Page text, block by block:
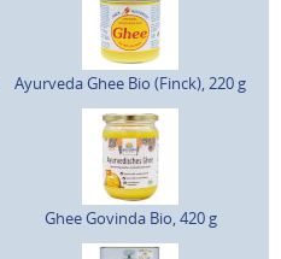
Ayurveda Ghee Bio (Finck), 220 g
Ghee Govinda Bio, 420 g